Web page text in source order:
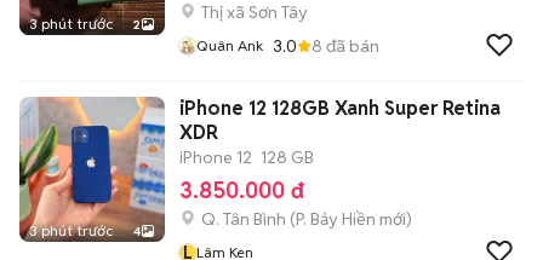
3 phút trước 2
Thị xã Sơn Tây
Quân Ank 3.0 8 đã bán
3 phút trước 4
iPhone 12 128GB Xanh Super Retina
XDR
iPhone 12 128 GB
3.850.000 đ
Q. Tân Bình (P. Bảy Hiền mới)
L Lâm Ken